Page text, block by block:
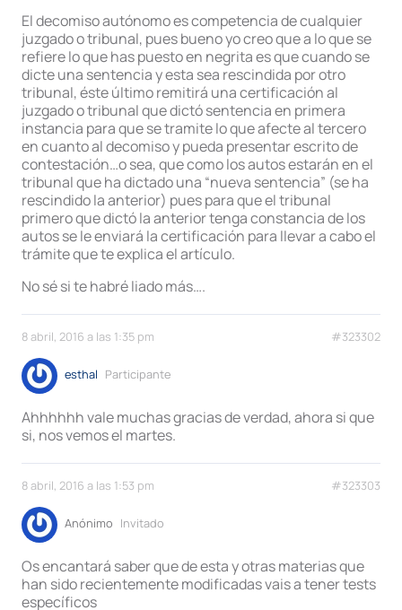
El decomiso autónomo es competencia de cualquier
juzgado o tribunal, pues bueno yo creo que a lo que se
refiere lo que has puesto en negrita es que cuando se
dicte una sentencia y esta sea rescindida por otro
tribunal, éste último remitirá una certificación al
juzgado o tribunal que dictó sentencia en primera
instancia para que se tramite lo que afecte al tercero
en cuanto al decomiso y pueda presentar escrito de
contestación…o sea, que como los autos estarán en el
tribunal que ha dictado una “nueva sentencia” (se ha
rescindido la anterior) pues para que el tribunal
primero que dictó la anterior tenga constancia de los
autos se le enviará la certificación para llevar a cabo el
trámite que te explica el artículo.
No sé si te habré liado más….
8 abril, 2016 a las 1:35 pm #323302
esthal Participante
Ahhhhhh vale muchas gracias de verdad, ahora si que
si, nos vemos el martes.
8 abril, 2016 a las 1:53 pm #323303
Anónimo Invitado
Os encantará saber que de esta y otras materias que
han sido recientemente modificadas vais a tener tests
específicos